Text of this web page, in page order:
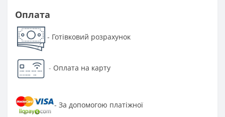
Оплата
- Готівковий розрахунок
- Оплата на карту
- За допомогою платіжної